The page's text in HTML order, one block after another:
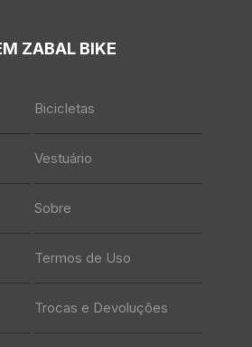
ZABAL BIKE
Bicicletas
Vestuário
Sobre
Termos de Uso
Trocas e Devoluções